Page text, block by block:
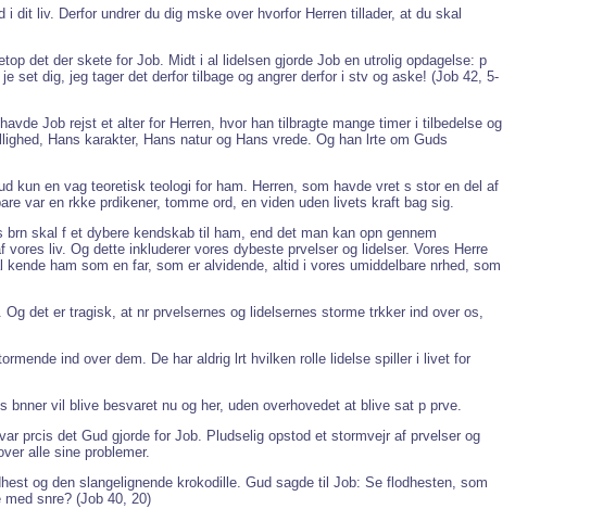
dit liv. Derfor undrer du dig mske over hvorfor Herren tillader, at du skal
det der skete for Job. Midt i al lidelsen gjorde Job en utrolig opdagelse: p
set dig, jeg tager det derfor tilbage og angrer derfor i stv og aske! (Job 42, 5-
Job rejst et alter for Herren, hvor han tilbragte mange timer i tilbedelse og
Hans karakter, Hans natur og Hans vrede. Og han lrte om Guds
kun en vag teoretisk teologi for ham. Herren, som havde vret s stor en del af
var en rkke prdikener, tomme ord, en viden uden livets kraft bag sig.
skal f et dybere kendskab til ham, end det man kan opn gennem
liv. Og dette inkluderer vores dybeste prvelser og lidelser. Vores Herre
ham som en far, som er alvidende, altid i vores umiddelbare nrhed, som
det er tragisk, at nr prvelsernes og lidelsernes storme trkker ind over os,
ind over dem. De har aldrig lrt hvilken rolle lidelse spiller i livet for
vil blive besvaret nu og her, uden overhovedet at blive sat p prve.
prcis det Gud gjorde for Job. Pludselig opstod et stormvejr af prvelser og
alle sine problemer.
og den slangelignende krokodille. Gud sagde til Job: Se flodhesten, som
snre? (Job 40, 20)